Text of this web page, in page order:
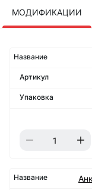
МОДИФИКАЦИИ